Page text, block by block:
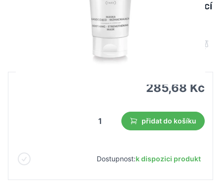
Farmona dermacos zklidňující a posilující
Maloobchodní cena
285,68 Kč
přidat do košíku
Dostupnost:k dispozici produkt